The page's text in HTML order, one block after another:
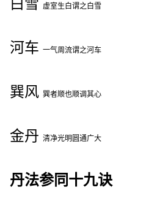
白雪 虚室生白谓之白雪
河车 一气周流谓之河车
巽风 巽者顺也顺调其心
金丹 清净光明圆通广大
丹法参同十九诀